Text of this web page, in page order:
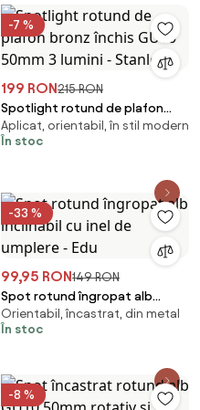
-7 %
199 RON215 RON
Spotlight rotund de plafon
bronz închis GU10 50mm 3
lumini - Stanley
Aplicat, orientabil, în stil modern
În stoc
-33 %
99,95 RON149 RON
Spot rotund îngropat alb
inclinabil cu inel de umplere -
Edu
Orientabil, încastrat, din metal
În stoc
-8 %